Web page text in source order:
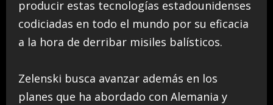
producir estas tecnologías estadounidenses
codiciadas en todo el mundo por su eficacia
a la hora de derribar misiles balísticos.
Zelenski busca avanzar además en los
planes que ha abordado con Alemania y